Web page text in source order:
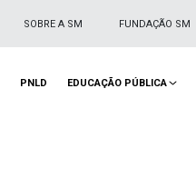
SOBRE A SM FUNDAÇÃO SM
PNLD EDUCAÇÃO PÚBLICA